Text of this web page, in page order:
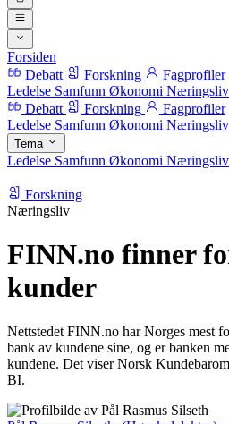
Forsiden
Debatt
Forskning
Fagprofiler
Ledelse Samfunn Økonomi Næringsliv
Debatt
Forskning
Fagprofiler
Ledelse Samfunn Økonomi Næringsliv
Tema
Ledelse Samfunn Økonomi Næringsliv
Forskning
Næringsliv
FINN.no finner
kunder
Nettstedet FINN.no har Norges mest
bank av kundene sine, og er banken
kundene. Det viser Norsk
BI.